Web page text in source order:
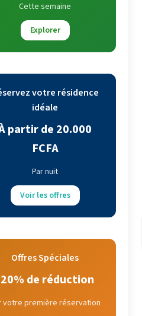
Cette semaine
Explorer
votre résidence
idéale
partir de 20.000
FCFA
Par nuit
Voir les offres
Offres Spéciales
de réduction
votre première réservation